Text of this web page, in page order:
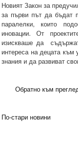
Новият Закон за
за първи път да бъдат
паралелки, които
иновации. От
изискваше да
интереса на децата към
знания и да развиват
Обратно към
По-стари новини